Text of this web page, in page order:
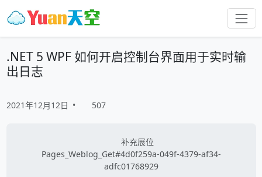
.NET 5 WPF 如何开启控制台界面用于实时输
出日志
2021年12月12日 • 507
补充展位
Pages_Weblog_Get#4d0f259a-049f-4379-af34-
adfc01768929